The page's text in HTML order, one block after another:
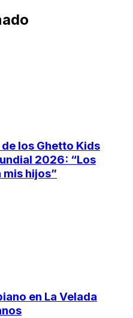
los Ghetto Kids
2026: “Los
hijos”
en La Velada